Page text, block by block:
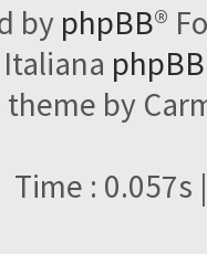
by phpBB®
by
Time : 0.057s